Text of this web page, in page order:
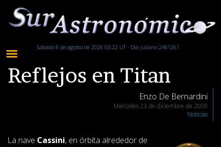
Sábado 8 de agosto de 2026 03:22 UT - Día Juliano 2461261
Reflejos en Titan
Enzo De Bernardini
Miércoles 23 de diciembre de 2009
Noticias
La nave Cassini, en órbita alrededor de